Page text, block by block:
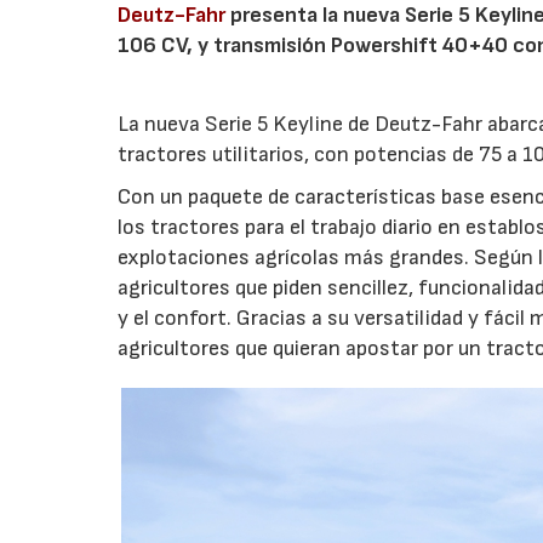
Deutz-Fahrpresenta la nueva Serie 5
106 CV, y transmisión Powershift 40+40
La nueva Serie 5 Keyline de Deutz-Fahr
tractores utilitarios, con potencias de 75 a
Con un paquete de características base
los tractores para el trabajo diario en
explotaciones agrícolas más grandes. Según
agricultores que piden sencillez,
y el confort. Gracias a su versatilidad y fácil
agricultores que quieran apostar por un